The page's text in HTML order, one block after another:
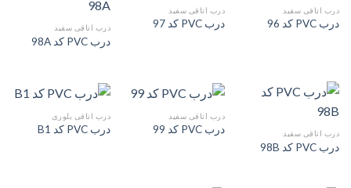
درب اتاقی سفید
درب PVC کد 96
درب اتاقی سفید
درب PVC کد 97 درب اتاقی سفید
درب PVC کد 98A
درب اتاقی سفید
درب PVC کد 98B
درب اتاقی سفید
درب PVC کد 99
درب اتاقی بلوری
درب PVC کد B1